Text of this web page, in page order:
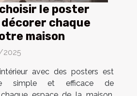
le poster
chaque
maison
2025
avec des posters est
simple et efficace de